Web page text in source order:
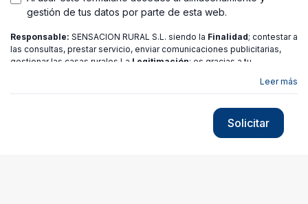
gestión de tus datos por parte de esta web.
Responsable: SENSACION RURAL S.L. siendo la Finalidad; contestar a
las consultas, prestar servicio, enviar comunicaciones publicitarias,
gestionar las casas rurales La Legitimación; es gracias a tu
de Acceso,
política de privacidad
Leer más
Solicitar